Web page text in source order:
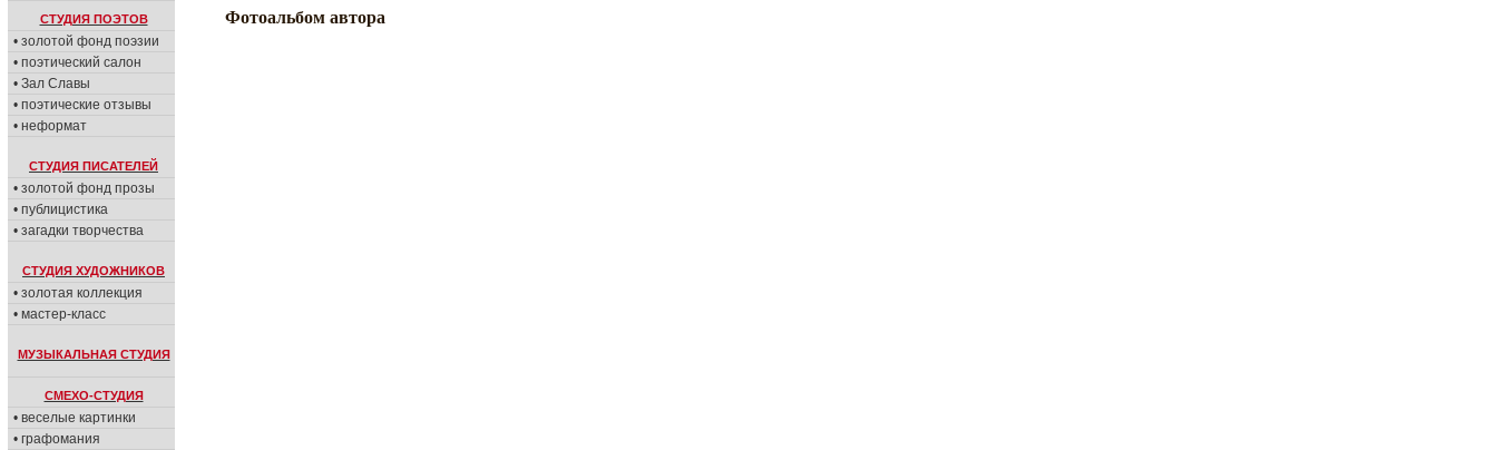
СТУДИЯ ПОЭТОВ
• золотой фонд поэзии
• поэтический салон
• Зал Славы
• поэтические отзывы
• неформат
СТУДИЯ ПИСАТЕЛЕЙ
• золотой фонд прозы
• публицистика
• загадки творчества
СТУДИЯ ХУДОЖНИКОВ
• золотая коллекция
• мастер-класс
МУЗЫКАЛЬНАЯ СТУДИЯ
СМЕХО-СТУДИЯ
• веселые картинки
• графомания
Фотоальбом автора